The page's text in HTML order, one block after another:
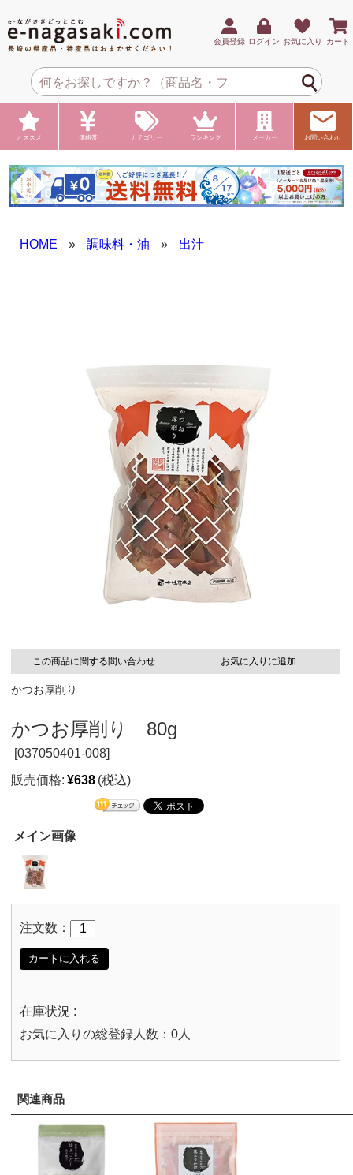
会員登録 ログイン お気に入り カート
オススメ 価格帯 カテゴリー ランキング メーカー お問い合わせ
HOME » 調味料・油 » 出汁
この商品に関する問い合わせ お気に入りに追加
かつお厚削り
かつお厚削り 80g
[037050401-008]
販売価格: ¥638 (税込)
メイン画像
注文数：
カートに入れる
在庫状況 :
お気に入りの総登録人数：0人
関連商品